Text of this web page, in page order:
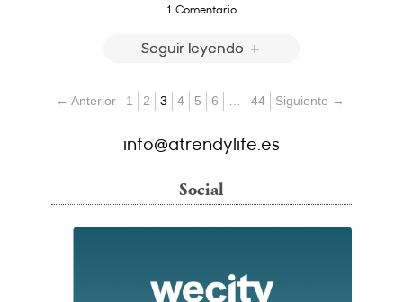
1 Comentario
Seguir leyendo
← Anterior 1 2 3 4 5 6 44 Siguiente →
info@atrendylife.es
Social